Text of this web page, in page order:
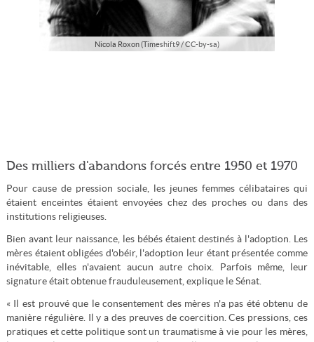
Nicola Roxon (Timeshift9 / CC-by-sa)
Des milliers d'abandons forcés entre 1950 et 1970
Pour cause de pression sociale, les jeunes femmes célibataires qui
étaient enceintes étaient envoyées chez des proches ou dans des
institutions religieuses.
Bien avant leur naissance, les bébés étaient destinés à l'adoption. Les
mères étaient obligées d'obéir, l'adoption leur étant présentée comme
inévitable, elles n'avaient aucun autre choix. Parfois même, leur
signature était obtenue frauduleusement, explique le Sénat.
« Il est prouvé que le consentement des mères n'a pas été obtenu de
manière régulière. Il y a des preuves de coercition. Ces pressions, ces
pratiques et cette politique sont un traumatisme à vie pour les mères,